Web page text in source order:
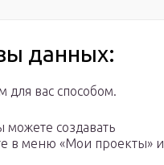
данных:
для вас способом.
создавать
в меню «Мои проекты» и